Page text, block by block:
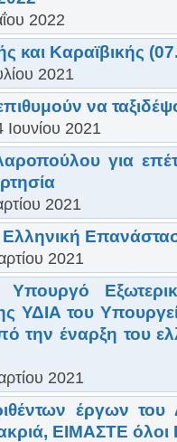
2022
και Καραϊβικής
2021
να
2021
για
2021
Ελληνική
2021
ΥΔΙΑ του
την έναρξη του
2021
έργων του
ΕΙΜΑΣΤΕ